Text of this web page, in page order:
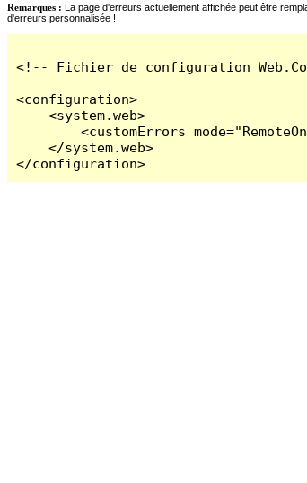
Remarques : La page d'erreurs actuellement affichée peut être
d'erreurs personnalisée !
<!-- Fichier de configuration
<configuration>
    <system.web>
<customErrors
    </system.web>
</configuration>